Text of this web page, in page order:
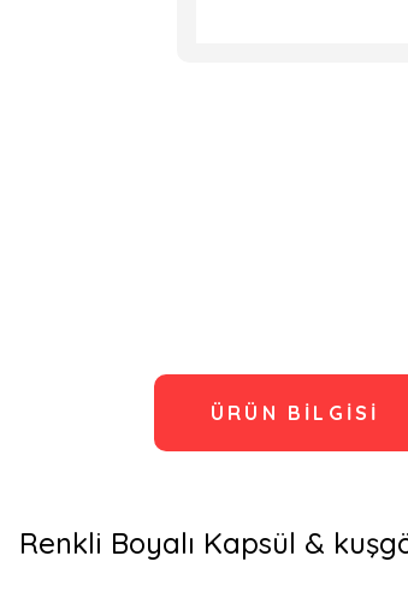
ÜRÜN BILGISI
Renkli Boyalı Kapsül &